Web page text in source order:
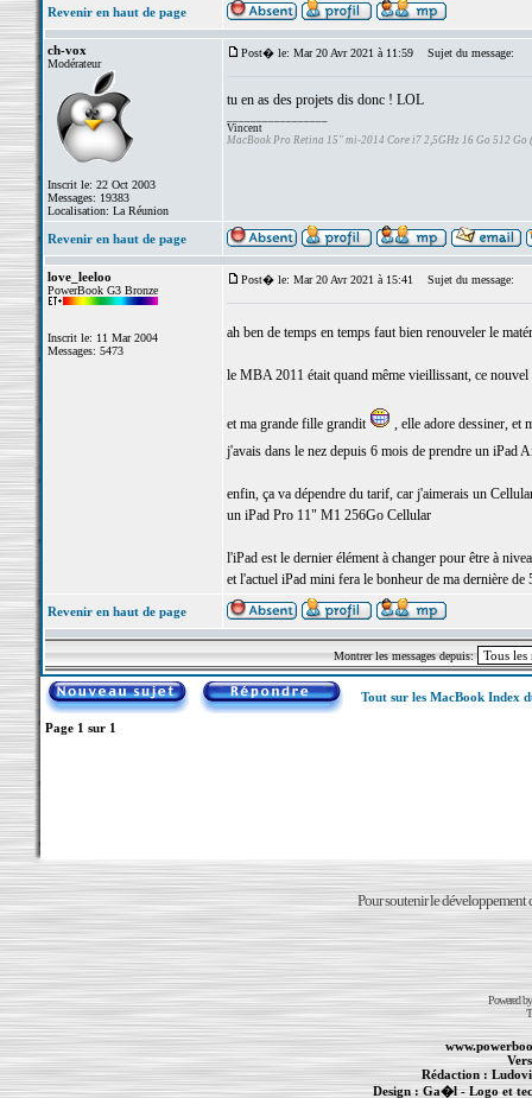
Revenir en haut de page
ch-vox
Modérateur
Inscrit le: 22 Oct 2003
Messages: 19383
Localisation: La Réunion
Post� le: Mar 20 Avr 2021 à 11:59 Sujet du message:
tu en as des projets dis donc ! LOL
Vincent
MacBook Pro Retina 15" mi-2014 Core i7 2,5GHz 16 Go 512 Go
Revenir en haut de page
love_leeloo
PowerBook G3 Bronze
Inscrit le: 11 Mar 2004
Messages: 5473
Post� le: Mar 20 Avr 2021 à 15:41 Sujet du message:
ah ben de temps en temps faut bien renouveler le
le MBA 2011 était quand même vieillissant, ce
et ma grande fille grandit
, elle adore dessiner, et
j'avais dans le nez depuis 6 mois de prendre un iPad
enfin, ça va dépendre du tarif, car j'aimerais un
un iPad Pro 11" M1 256Go Cellular
l'iPad est le dernier élément à changer pour être à
et l'actuel iPad mini fera le bonheur de ma dernière de
Revenir en haut de page
Montrer les messages depuis:
Tout sur les MacBook Index
Page 1 sur 1
Pour soutenir le développement
Powered
Rédaction :
Design :Ga�l- Logo et